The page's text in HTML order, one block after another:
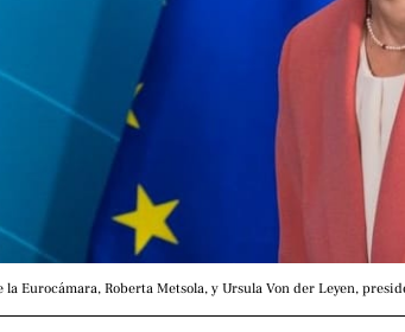
Eurocámara, Roberta Metsola, y Ursula Von der Leyen,